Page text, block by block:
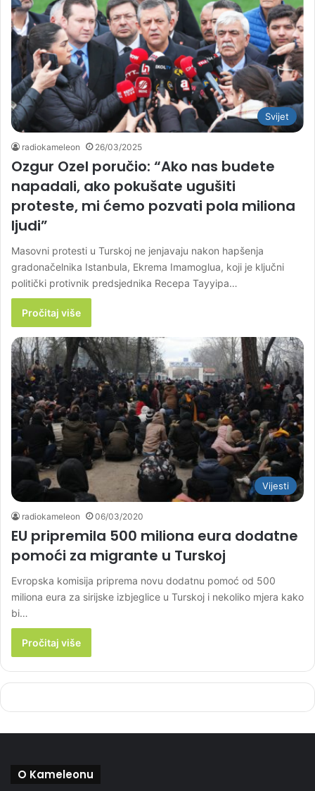
Svijet
radiokameleon 26/03/2025
Ozgur Ozel poručio: “Ako nas budete
napadali, ako pokušate ugušiti
proteste, mi ćemo pozvati pola miliona
ljudi”
Masovni protesti u Turskoj ne jenjavaju nakon hapšenja
gradonačelnika Istanbula, Ekrema Imamoglua, koji je ključni
politički protivnik predsjednika Recepa Tayyipa…
Pročitaj više
Vijesti
radiokameleon 06/03/2020
EU pripremila 500 miliona eura dodatne
pomoći za migrante u Turskoj
Evropska komisija priprema novu dodatnu pomoć od 500
miliona eura za sirijske izbjeglice u Turskoj i nekoliko mjera kako
bi…
Pročitaj više
O Kameleonu